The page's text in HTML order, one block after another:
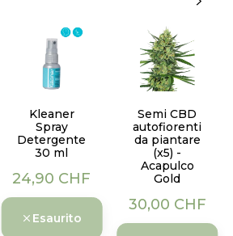
Kleaner
Spray
Detergente
30 ml
Prezzo
24,90 CHF
Esaurito
Semi CBD
autofiorenti
da piantare
(x5) -
Acapulco
Gold
Prezzo
30,00 CHF